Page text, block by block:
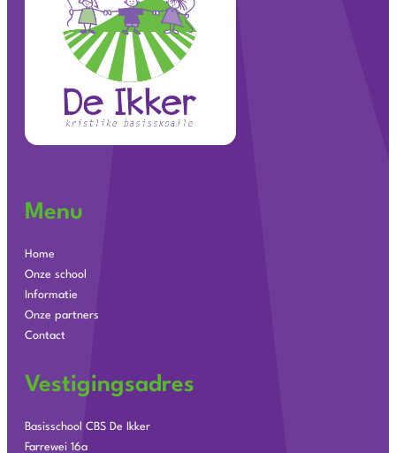
Menu
Home
Onze school
Informatie
Onze partners
Contact
Vestigingsadres
Basisschool CBS De Ikker
Farrewei 16a